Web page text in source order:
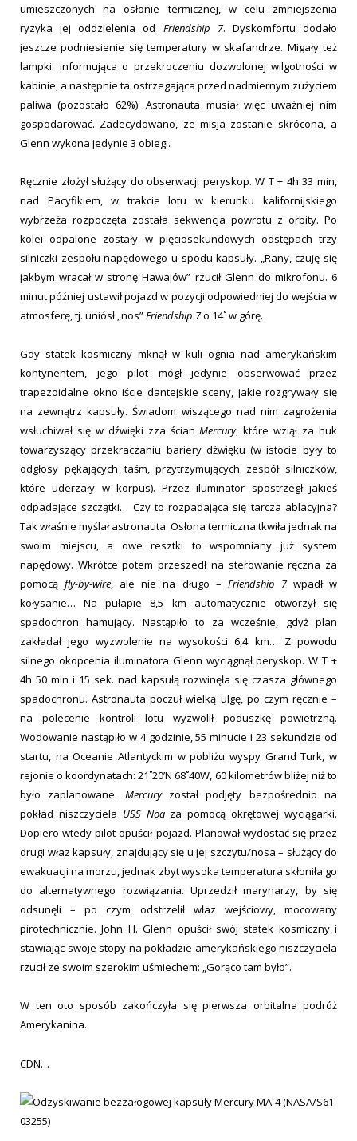
umieszczonych na osłonie termicznej, w celu zmniejszenia
ryzyka jej oddzielenia od Friendship 7. Dyskomfortu dodało
jeszcze podniesienie się temperatury w skafandrze. Migały też
lampki: informująca o przekroczeniu dozwolonej wilgotności w
kabinie, a następnie ta ostrzegająca przed nadmiernym zużyciem
paliwa (pozostało 62%). Astronauta musiał więc uważniej nim
gospodarować. Zadecydowano, ze misja zostanie skrócona, a
Glenn wykona jedynie 3 obiegi.
Ręcznie złożył służący do obserwacji peryskop. W T + 4h 33 min,
nad Pacyfikiem, w trakcie lotu w kierunku kalifornijskiego
wybrzeża rozpoczęta została sekwencja powrotu z orbity. Po
kolei odpalone zostały w pięciosekundowych odstępach trzy
silniczki zespołu napędowego u spodu kapsuły. „Rany, czuję się
jakbym wracał w stronę Hawajów” rzucił Glenn do mikrofonu. 6
minut później ustawił pojazd w pozycji odpowiedniej do wejścia w
atmosferę, tj. uniósł „nos”Friendship 7o 14˚ w górę.
Gdy statek kosmiczny mknął w kuli ognia nad amerykańskim
kontynentem, jego pilot mógł jedynie obserwować przez
trapezoidalne okno iście dantejskie sceny, jakie rozgrywały się
na zewnątrz kapsuły. Świadom wiszącego nad nim zagrożenia
wsłuchiwał się w dźwięki zza ścianMercury, które wziął za huk
towarzyszący przekraczaniu bariery dźwięku (w istocie były to
odgłosy pękających taśm, przytrzymujących zespół silniczków,
które uderzały w korpus). Przez iluminator spostrzegł jakieś
odpadające szczątki… Czy to rozpadająca się tarcza ablacyjna?
Tak właśnie myślał astronauta. Osłona termiczna tkwiła jednak na
swoim miejscu, a owe resztki to wspomniany już system
napędowy. Wkrótce potem przeszedł na sterowanie ręczna za
pomocąfly-by-wire, ale nie na długo – Friendship 7wpadł w
kołysanie… Na pułapie 8,5 km automatycznie otworzył się
spadochron hamujący. Nastąpiło to za wcześnie, gdyż plan
zakładał jego wyzwolenie na wysokości 6,4 km… Z powodu
silnego okopcenia iluminatora Glenn wyciągnął peryskop. W T +
4h 50 min i 15 sek. nad kapsułą rozwinęła się czasza głównego
spadochronu. Astronauta poczuł wielką ulgę, po czym ręcznie –
na polecenie kontroli lotu wyzwolił poduszkę powietrzną.
Wodowanie nastąpiło w 4 godzinie, 55 minucie i 23 sekundzie od
startu, na Oceanie Atlantyckim w pobliżu wyspy Grand Turk, w
rejonie o koordynatach: 21˚20’N 68˚40W, 60 kilometrów bliżej niż to
było zaplanowane. Mercuryzostał podjęty bezpośrednio na
pokład niszczyciela USS Noaza pomocą okrętowej wyciągarki.
Dopiero wtedy pilot opuścił pojazd. Planował wydostać się przez
drugi właz kapsuły, znajdujący się u jej szczytu/nosa – służący do
ewakuacji na morzu, jednak zbyt wysoka temperatura skłoniła go
do alternatywnego rozwiązania. Uprzedził marynarzy, by się
odsunęli – po czym odstrzelił właz wejściowy, mocowany
pirotechnicznie. John H. Glenn opuścił swój statek kosmiczny i
stawiając swoje stopy na pokładzie amerykańskiego niszczyciela
rzucił ze swoim szerokim uśmiechem: „Gorąco tam było”.
W ten oto sposób zakończyła się pierwsza orbitalna podróż
Amerykanina.
CDN…